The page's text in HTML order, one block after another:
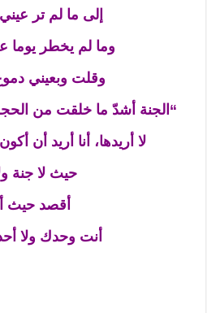
إلى ما لم تر
وما لم يخطر يوما
وقلت وبعيني
“الجنة أشدّ ما خلقت من
لا أريدها، أنا أريد أن
حيث لا جنة
أقصد حيث
أنت وحدك ولا